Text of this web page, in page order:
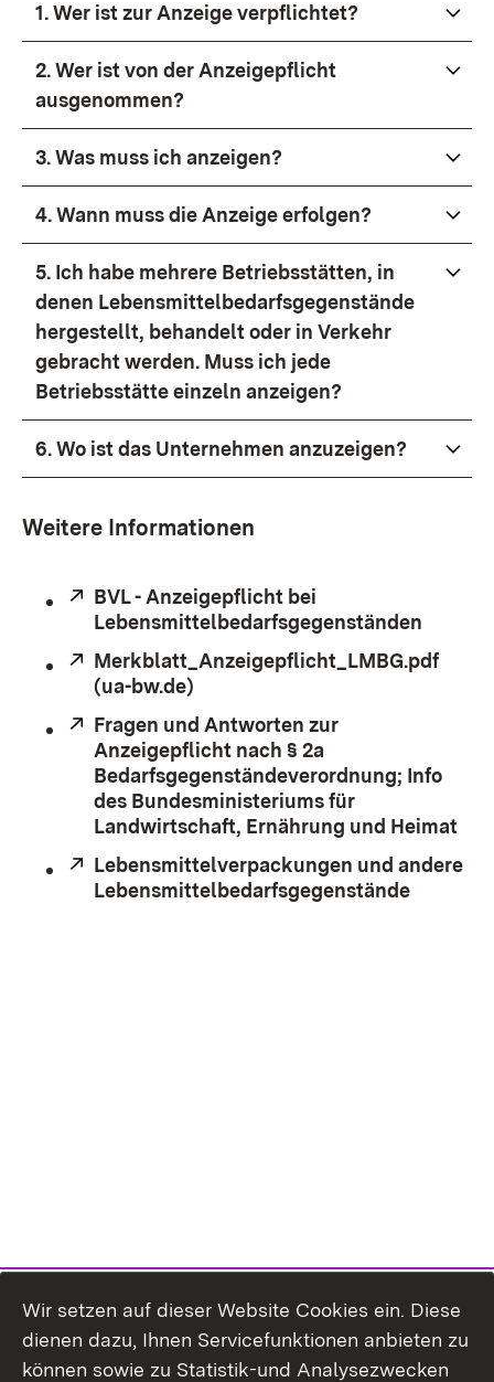
1.Wer ist zur Anzeige verpflichtet?
2. Wer ist von der Anzeigepflicht
ausgenommen?
3. Was muss ich anzeigen?
4. Wann muss die Anzeige erfolgen?
5. Ich habe mehrere Betriebsstätten, in
denen Lebensmittelbedarfsgegenstände
hergestellt, behandelt oder in Verkehr
gebracht werden. Muss ich jede
Betriebsstätte einzeln anzeigen?
6. Wo ist das Unternehmen anzuzeigen?
Weitere Informationen
Extern:
BVL - Anzeigepflicht bei
Lebensmittelbedarfsgegenständen
Extern:
Merkblatt_Anzeigepflicht_LMBG.pdf
(ua-bw.de)
Extern:
Fragen und Antworten zur
Anzeigepflicht nach § 2a
Bedarfsgegenständeverordnung; Info
des Bundesministeriums für
Landwirtschaft, Ernährung und Heimat
Extern:
Lebensmittelverpackungen und andere
Lebensmittelbedarfsgegenstände
Wir setzen auf dieser Website Cookies ein. Diese
dienen dazu, Ihnen Servicefunktionen anbieten zu
können sowie zu Statistik-und Analysezwecken